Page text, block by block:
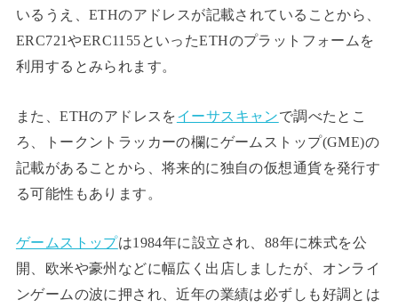
いるうえ、ETHのアドレスが記載されていることから、
ERC721やERC1155といったETHのプラットフォームを
利用するとみられます。
また、ETHのアドレスをイーサスキャンで調べたとこ
ろ、トークントラッカーの欄にゲームストップ(GME)の
記載があることから、将来的に独自の仮想通貨を発行す
る可能性もあります。
ゲームストップは1984年に設立され、88年に株式を公
開、欧米や豪州などに幅広く出店しましたが、オンライ
ンゲームの波に押され、近年の業績は必ずしも好調とは